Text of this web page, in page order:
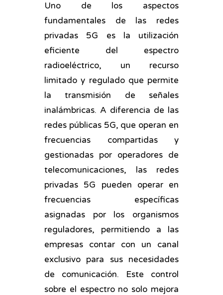
Uno de los aspectos
fundamentales de las redes
privadas 5G es la utilización
eficiente del espectro
radioeléctrico, un recurso
limitado y regulado que permite
la transmisión de señales
inalámbricas. A diferencia de las
redes públicas 5G, que operan en
frecuencias compartidas y
gestionadas por operadores de
telecomunicaciones, las redes
privadas 5G pueden operar en
frecuencias específicas
asignadas por los organismos
reguladores, permitiendo a las
empresas contar con un canal
exclusivo para sus necesidades
de comunicación. Este control
sobre el espectro no solo mejora